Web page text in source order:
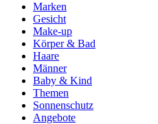
Marken
Gesicht
Make-up
Körper & Bad
Haare
Männer
Baby & Kind
Themen
Sonnenschutz
Angebote